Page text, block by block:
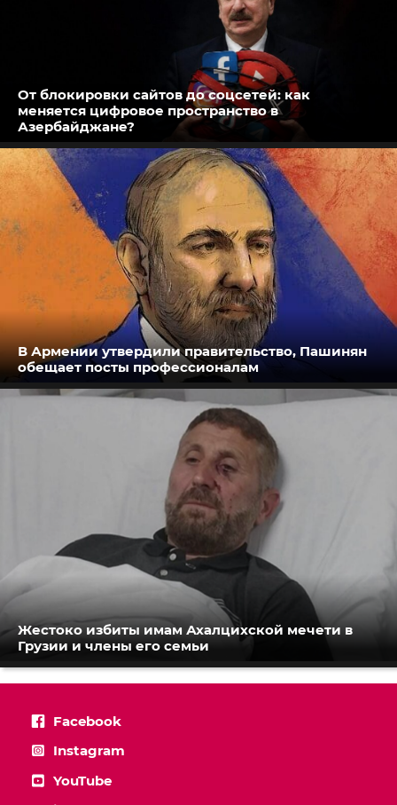
От блокировки сайтов до соцсетей: как
меняется цифровое пространство в
Азербайджане?
В Армении утвердили правительство, Пашинян
обещает посты профессионалам
Жестоко избиты имам Ахалцихской мечети в
Грузии и члены его семьи
Facebook
Instagram
YouTube